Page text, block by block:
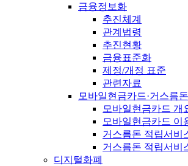
금융정보화
추진체계
관계법령
추진현황
금융표준화
제정/개정 표준
관련자료
모바일현금카드·거스름
모바일현금카드 개
모바일현금카드 이
거스름돈 적립서비
거스름돈 적립서비
디지털화폐